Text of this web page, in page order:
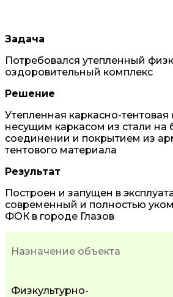
Задача
Потребовался утепленный
оздоровительный комплекс
Решение
Утепленная каркасно-тентовая
несущим каркасом из стали на
соединении и покрытием из
тентового материала
Результат
Построен и запущен в
современный и полностью
ФОК в городе Глазов
Назначение объекта
Физкультурно-